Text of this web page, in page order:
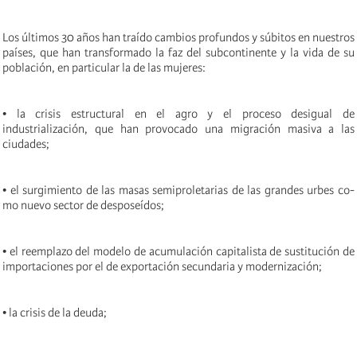
Los últimos 30 años han traído cambios profundos y súbitos en nuestros
países, que han transformado la faz del subcontinente y la vida de su
población, en particular la de las mujeres:
• la crisis estructural en el agro y el proceso desigual de
industrialización, que han provocado una migración masiva a las
ciudades;
• el surgimiento de las masas semiproletarias de las grandes urbes co-
mo nuevo sector de desposeídos;
• el reemplazo del modelo de acumulación capitalista de sustitución de
importaciones por el de exportación secundaria y modernización;
• la crisis de la deuda;